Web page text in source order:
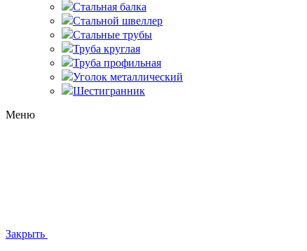
Стальная балка
Стальной швеллер
Стальные трубы
Труба круглая
Труба профильная
Уголок металлический
Шестигранник
Меню
Закрыть